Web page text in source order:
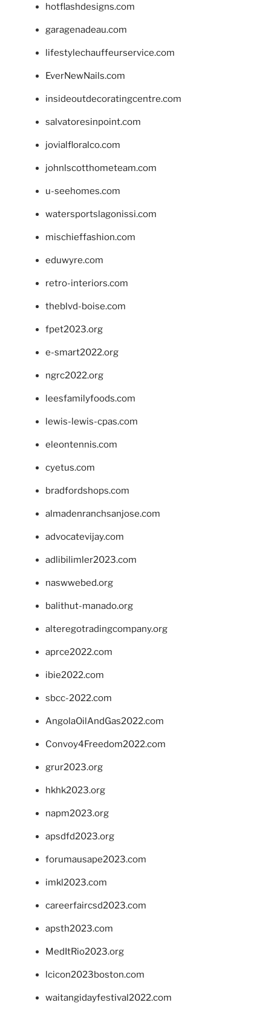
hotflashdesigns.com
garagenadeau.com
lifestylechauffeurservice.com
EverNewNails.com
insideoutdecoratingcentre.com
salvatoresinpoint.com
jovialfloralco.com
johnlscotthometeam.com
u-seehomes.com
watersportslagonissi.com
mischieffashion.com
eduwyre.com
retro-interiors.com
theblvd-boise.com
fpet2023.org
e-smart2022.org
ngrc2022.org
leesfamilyfoods.com
lewis-lewis-cpas.com
eleontennis.com
cyetus.com
bradfordshops.com
almadenranchsanjose.com
advocatevijay.com
adlibilimler2023.com
naswwebed.org
balithut-manado.org
alteregotradingcompany.org
aprce2022.com
ibie2022.com
sbcc-2022.com
AngolaOilAndGas2022.com
Convoy4Freedom2022.com
grur2023.org
hkhk2023.org
napm2023.org
apsdfd2023.org
forumausape2023.com
imkl2023.com
careerfaircsd2023.com
apsth2023.com
MedItRio2023.org
lcicon2023boston.com
waitangidayfestival2022.com